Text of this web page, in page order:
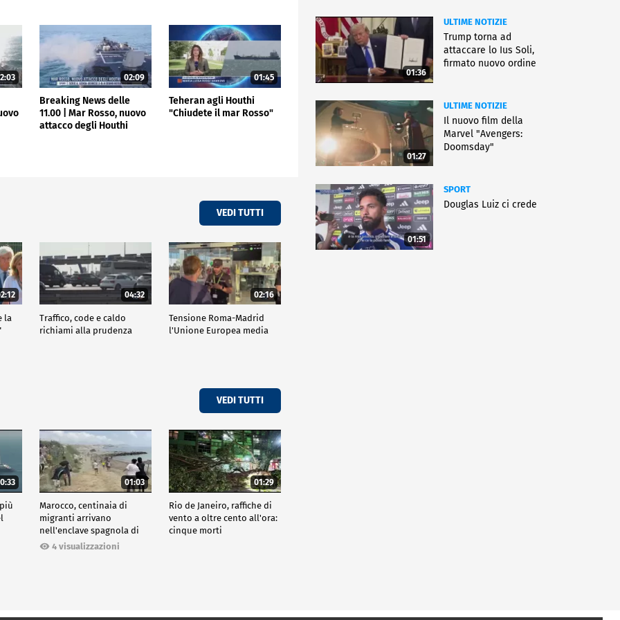
02:09
Breaking News delle
11.00 | Mar Rosso, nuovo
attacco degli Houthi
01:45
Teheran agli Houthi
"Chiudete il mar Rosso"
VEDI TUTTI
la
04:32
Traffico, code e caldo
richiami alla prudenza
02:16
Tensione Roma-Madrid
l'Unione Europea media
VEDI TUTTI
01:03
Marocco, centinaia di
migranti arrivano
nell'enclave spagnola di
Ceuta4 visualizzazioni
01:29
Rio de Janeiro, raffiche di
vento a oltre cento all'ora:
cinque morti
01:36
ULTIME NOTIZIE
Trump torna ad
attaccare lo Ius Soli,
firmato nuovo ordine
01:27
ULTIME NOTIZIE
Il nuovo film della
Marvel "Avengers:
Doomsday"
01:51
SPORT
Douglas Luiz ci crede